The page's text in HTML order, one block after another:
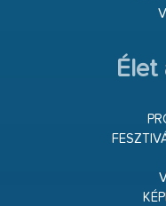
Élet